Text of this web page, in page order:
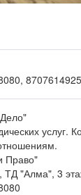
услуг.
Право"
"Алма", 3